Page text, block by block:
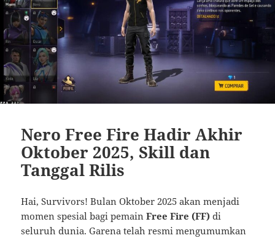
Nero Free Fire Hadir Akhir
Oktober 2025, Skill dan
Tanggal Rilis
Hai, Survivors! Bulan Oktober 2025 akan menjadi
momen spesial bagi pemainFree Fire (FF) di
seluruh dunia. Garena telah resmi mengumumkan